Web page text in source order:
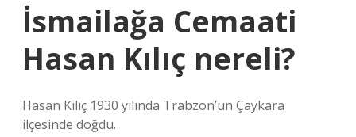
İsmailağa Cemaati
Hasan Kılıç nereli?
Hasan Kılıç 1930 yılında Trabzon’un Çaykara
ilçesinde doğdu.